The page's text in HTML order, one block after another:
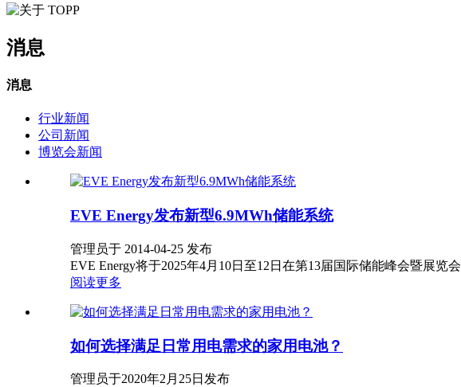
消息
消息
行业新闻
公司新闻
博览会新闻
EVE Energy发布新型6.9MWh储能系统
管理员于 2014-04-25 发布
EVE Energy将于2025年4月10日至12日在第13届国际储能峰会暨展
阅读更多
如何选择满足日常用电需求的家用电池？
管理员于2020年2月25日发布